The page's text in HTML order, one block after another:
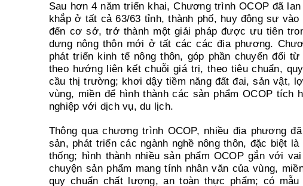
Sau hơn 4 năm triển khai, Chương trình OCOP đã
khắp ở tất cả 63/63 tỉnh, thành phố, huy động sự
đến cơ sở, trở thành một giải pháp được ưu tiên
dựng nông thôn mới ở tất các các địa phương.
phát triển kinh tế nông thôn, góp phần chuyển đổi
theo hướng liên kết chuỗi giá trị, theo tiêu chuẩn,
cầu thị trường; khơi dậy tiềm năng đất đai, sản vật,
vùng, miền để hình thành các sản phẩm OCOP tích
nghiệp với dịch vụ, du lịch.
Thông qua chương trình OCOP, nhiều địa phương
sản, phát triển các ngành nghề nông thôn, đặc biệt
thống; hình thành nhiều sản phẩm OCOP gắn với
chuyện sản phẩm mang tính nhân văn của vùng,
quy chuẩn chất lượng, an toàn thực phẩm; có